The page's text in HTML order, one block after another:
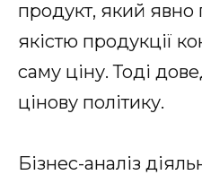
продукт, який явно
якістю продукції
саму ціну. Тоді
цінову політику.
Бізнес-аналіз